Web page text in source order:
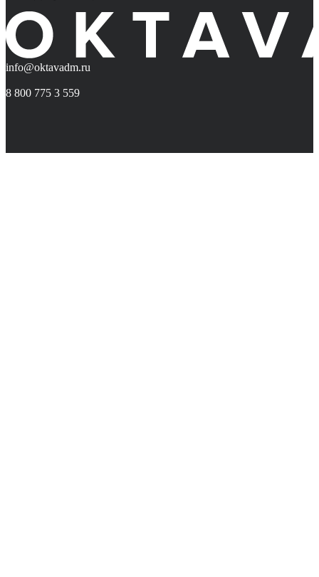
info@oktavadm.ru
8 800 775 3 559